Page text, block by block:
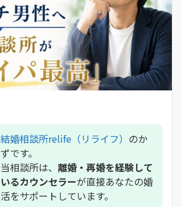
結婚相談所relife（リライフ） のか
ずです。
当相談所は、 離婚・再婚を経験して
いるカウンセラーが直接あなたの婚
活をサポートしています。